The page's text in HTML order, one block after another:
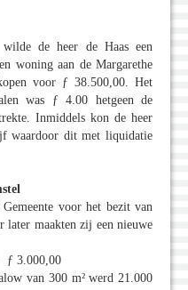
wilde de heer de Haas een
woning aan de Margarethe
voor ƒ 38.500,00. Het
was ƒ 4.00 hetgeen de
Inmiddels kon de heer
waardoor dit met liquidatie
voor het bezit van
later maakten zij een nieuwe
ƒ 3.000,00
van 300 m² werd 21.000